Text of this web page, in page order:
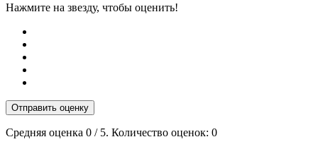
Нажмите на звезду, чтобы оценить!
Отправить оценку
Средняя оценка 0 / 5. Количество оценок: 0